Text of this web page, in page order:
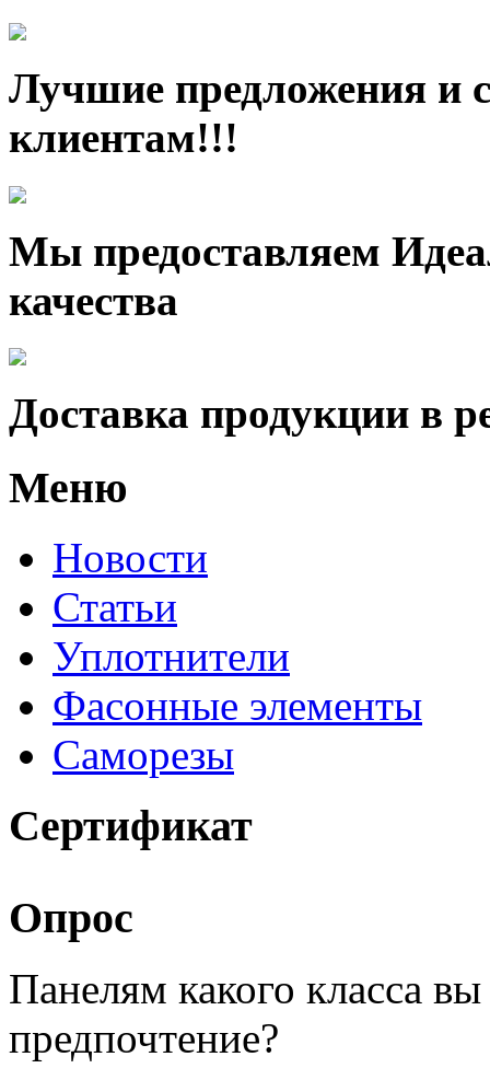
Лучшие предложения и
клиентам!!!
Мы предоставляем
качества
Доставка продукции в
Меню
Новости
Статьи
Уплотнители
Фасонные элементы
Саморезы
Сертификат
Опрос
Панелям какого класса
предпочтение?